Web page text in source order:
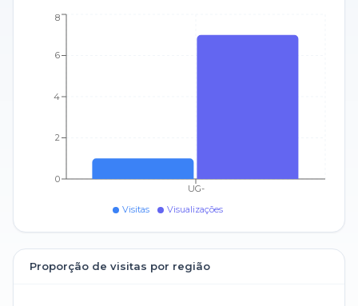
UG-
0
2
4
6
8
Visitas Visualizações
Proporção de visitas por região